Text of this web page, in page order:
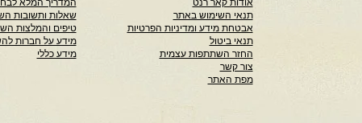
אודות קאר רנט
תנאי השימוש באתר
אבטחת מידע ומדיניות הפרטיות
תנאי ביטול
החזר השתתפות עצמית
צור קשר
מפת האתר
המדריך המלא
שאלות ותשובות
טיפים והמלצות
מידע על חברות
מידע כללי